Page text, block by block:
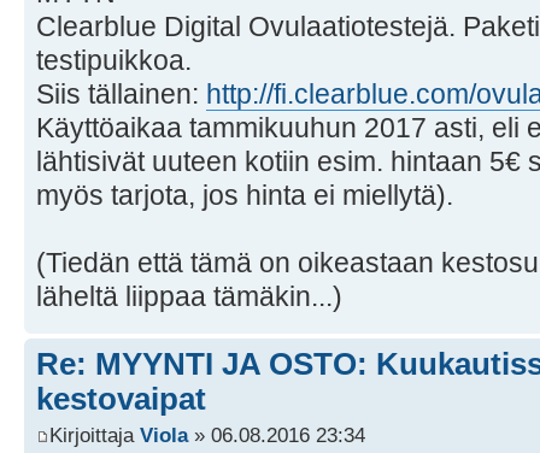
Clearblue Digital Ovulaatiotestejä.
testipuikkoa.
Siis tällainen: http://fi.clearblue.com/
Käyttöaikaa tammikuuhun 2017 asti, eli
lähtisivät uuteen kotiin esim. hintaan 5€
myös tarjota, jos hinta ei miellytä).
(Tiedän että tämä on oikeastaan
läheltä liippaa tämäkin...)
Re: MYYNTI JA OSTO:
kestovaipat
Kirjoittaja Viola» 06.08.2016 23:34